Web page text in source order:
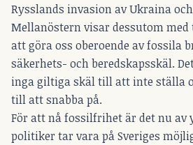
Rysslands invasion av Ukraina
Mellanöstern visar dessutom
att göra oss oberoende av fossila
säkerhets- och beredskapsskäl.
inga giltiga skäl till att inte ställa
till att snabba på.
För att nå fossilfrihet är det nu
politiker tar vara på Sveriges